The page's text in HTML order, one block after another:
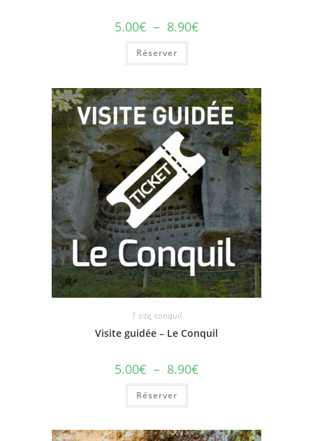
5.00€ – 8.90€
Réserver
1 site, conquil
Visite guidée – Le Conquil
5.00€ – 8.90€
Réserver